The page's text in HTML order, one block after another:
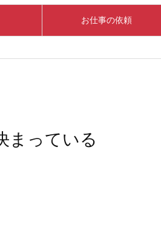
お仕事の依頼
まっている